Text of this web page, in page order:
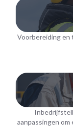
Voorbereiding en
aanpassingen